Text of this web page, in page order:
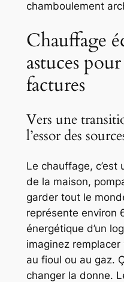
chamboulement
Chauffage
astuces
factures
Vers une
l’essor des
Le chauffage,
de la maison,
garder tout le
représente environ
énergétique d’un
imaginez
au fioul ou au gaz.
changer la donne.